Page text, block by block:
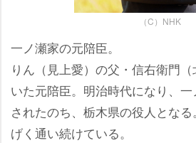
（C）NHK
一ノ瀬家の元陪臣。
りん（見上愛）の父・信右衛門
いた元陪臣。明治時代になり、
されたのち、栃木県の役人とな
げく通い続けている。